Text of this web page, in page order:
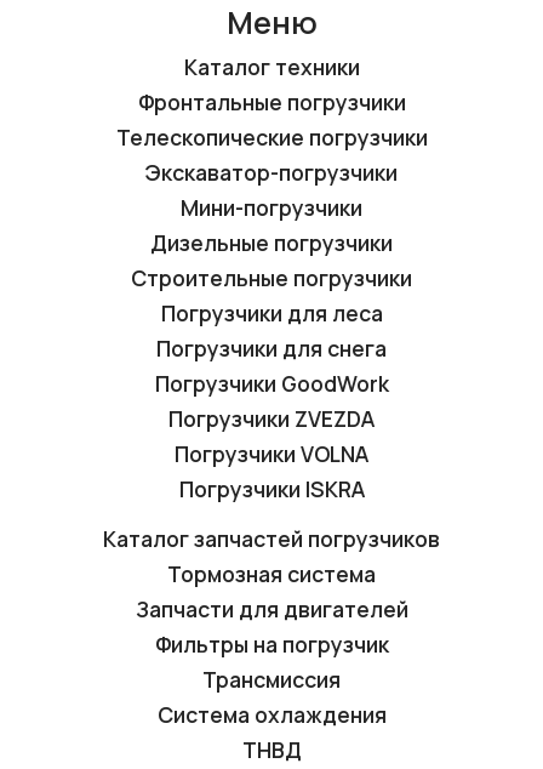
Меню
Каталог техники
Фронтальные погрузчики
Телескопические погрузчики
Экскаватор-погрузчики
Мини-погрузчики
Дизельные погрузчики
Строительные погрузчики
Погрузчики для леса
Погрузчики для снега
Погрузчики GoodWork
Погрузчики ZVEZDA
Погрузчики VOLNA
Погрузчики ISKRA
Каталог запчастей погрузчиков
Тормозная система
Запчасти для двигателей
Фильтры на погрузчик
Трансмиссия
Система охлаждения
ТНВД